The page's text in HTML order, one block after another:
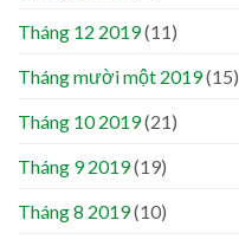
Tháng 12 2019(11)
Tháng mười một 2019(15)
Tháng 10 2019(21)
Tháng 9 2019(19)
Tháng 8 2019(10)